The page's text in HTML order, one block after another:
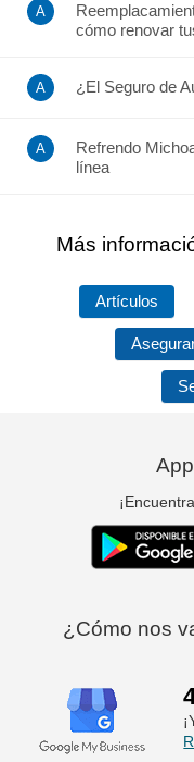
cómo renovar
¿El Seguro de
Refrendo
línea
Más
Artículos
¿Cómo nos